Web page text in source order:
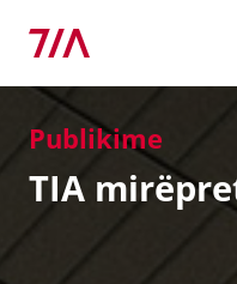
Publikime
TIA